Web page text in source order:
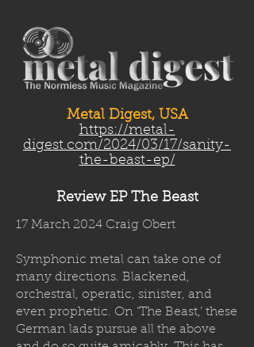
Metal Digest, USA
https://metal-
digest.com/2024/03/17/sanity-
the-beast-ep/
Review EP The Beast
17 March 2024 Craig Obert
Symphonic metal can take one of
many directions. Blackened,
orchestral, operatic, sinister, and
even prophetic. On ‘The Beast,’ these
German lads pursue all the above